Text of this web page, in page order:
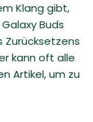
Klang gibt,
Buds
Zurücksetzens
kann oft alle
Artikel, um zu